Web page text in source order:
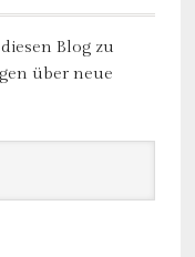
Blog zu
über neue